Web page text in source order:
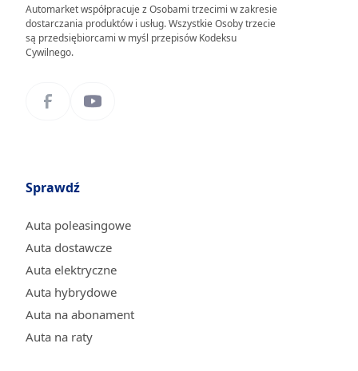
Automarket współpracuje z Osobami trzecimi w zakresie
dostarczania produktów i usług. Wszystkie Osoby trzecie
są przedsiębiorcami w myśl przepisów Kodeksu
Cywilnego.
Sprawdź
Auta poleasingowe
Auta dostawcze
Auta elektryczne
Auta hybrydowe
Auta na abonament
Auta na raty